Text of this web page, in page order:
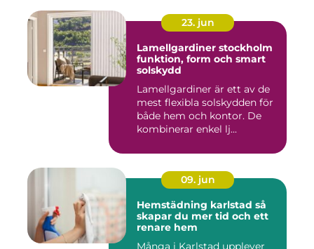
23. jun
Lamellgardiner stockholm
funktion, form och smart
solskydd
Lamellgardiner är ett av de
mest flexibla solskydden för
både hem och kontor. De
kombinerar enkel lj...
09. jun
Hemstädning karlstad så
skapar du mer tid och ett
renare hem
Många i Karlstad upplever